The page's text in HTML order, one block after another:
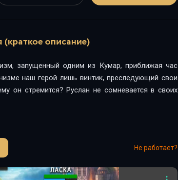
описание)
запущенный одним из Кумар, приближая час
наш герой лишь винтик, преследующий свои
он стремится? Руслан не сомневается в своих
Не работает?